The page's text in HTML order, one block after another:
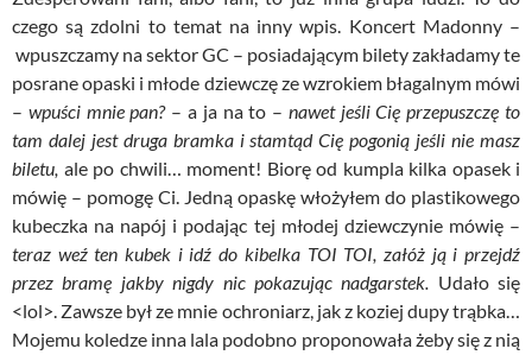
czego są zdolni to temat na inny wpis. Koncert Madonny –
wpuszczamy na sektor GC – posiadającym bilety zakładamy te
posrane opaski i młode dziewczę ze wzrokiem błagalnym mówi
– wpuści mnie pan? – a ja na to – nawet jeśli Cię przepuszczę to
tam dalej jest druga bramka i stamtąd Cię pogonią jeśli nie masz
biletu, ale po chwili… moment! Biorę od kumpla kilka opasek i
mówię – pomogę Ci. Jedną opaskę włożyłem do plastikowego
kubeczka na napój i podając tej młodej dziewczynie mówię –
teraz weź ten kubek i idź do kibelka TOI TOI, załóż ją i przejdź
przez bramę jakby nigdy nic pokazując nadgarstek. Udało się
<lol>. Zawsze był ze mnie ochroniarz, jak z koziej dupy trąbka…
Mojemu koledze inna lala podobno proponowała żeby się z nią